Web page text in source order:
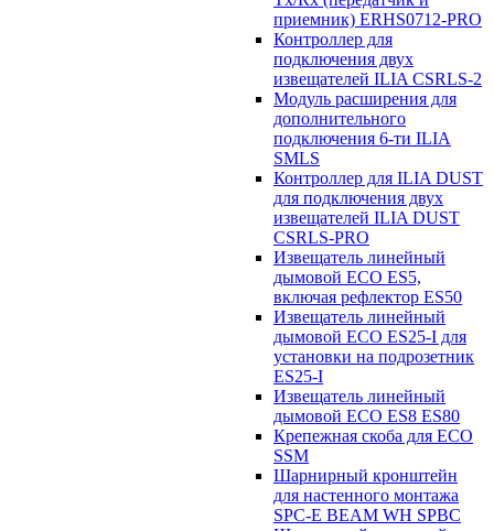
приемник) ERHS0712-PRO
Контроллер для
подключения двух
извещателей ILIA CSRLS-2
Модуль расширения для
дополнительного
подключения 6-ти ILIA
SMLS
Контроллер для ILIA DUST
для подключения двух
извещателей ILIA DUST
CSRLS-PRO
Извещатель линейный
дымовой ECO ES5,
включая рефлектор ES50
Извещатель линейный
дымовой ECO ES25-I для
установки на подрозетник
ES25-I
Извещатель линейный
дымовой ECO ES8 ES80
Крепежная скоба для ECO
SSM
Шарнирный кронштейн
для настенного монтажа
SPC-E BEAM WH SPBC